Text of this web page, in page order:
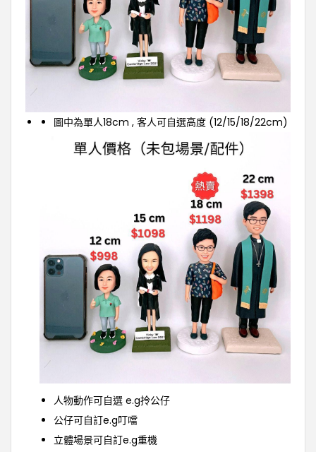
圖中為單人18cm , 客人可自選高度 (12/15/18/22cm)
人物動作可自選 e.g拎公仔
公仔可自訂e.g叮噹
立體場景可自訂e.g重機